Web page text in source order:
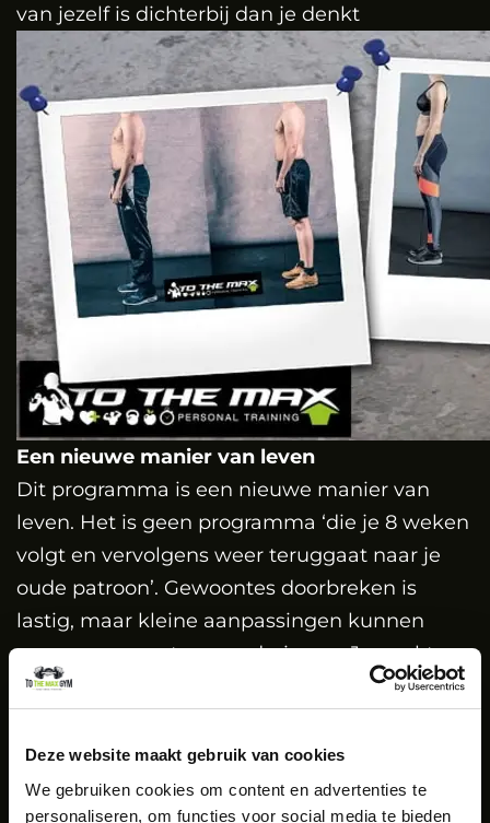
Deze website maakt gebruik van cookies
We gebruiken cookies om content en advertenties te
personaliseren, om functies voor social media te bieden
van jezelf is dichterbij dan je denkt
Een nieuwe manier van leven
Dit programma is een nieuwe manier van
leven. Het is geen programma ‘die je 8 weken
volgt en vervolgens weer teruggaat naar je
oude patroon’. Gewoontes doorbreken is
lastig, maar kleine aanpassingen kunnen
zorgen voor grote veranderingen. Je werkt
aan een nieuwe basis, een nieuwe jij met een
jou past. Hier kan je de rest van je leven mee
vooruit.
Ben jij klaar om je levensstijl voorgoed te